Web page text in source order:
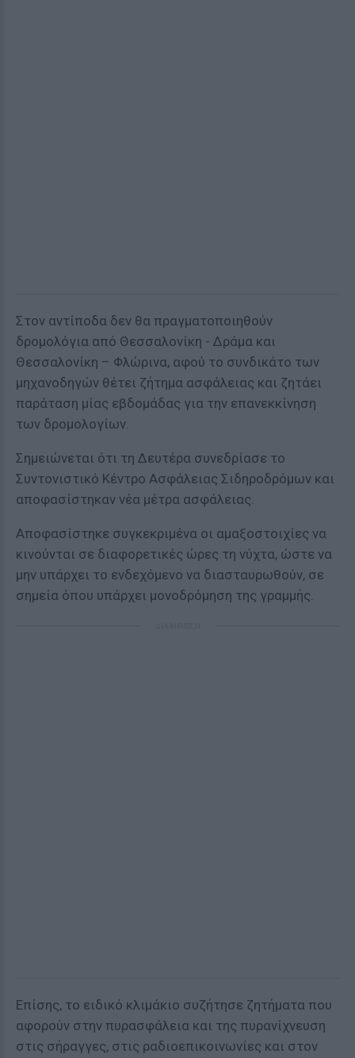
Στον αντίποδα δεν θα πραγματοποιηθούν
δρομολόγια από Θεσσαλονίκη - Δράμα και
Θεσσαλονίκη – Φλώρινα, αφού το συνδικάτο των
μηχανοδηγών θέτει ζήτημα ασφάλειας και ζητάει
παράταση μίας εβδομάδας για την επανεκκίνηση
των δρομολογίων.
Σημειώνεται ότι τη Δευτέρα συνεδρίασε το
Συντονιστικό Κέντρο Ασφάλειας Σιδηροδρόμων και
αποφασίστηκαν νέα μέτρα ασφάλειας.
Αποφασίστηκε συγκεκριμένα οι αμαξοστοιχίες να
κινούνται σε διαφορετικές ώρες τη νύχτα, ώστε να
μην υπάρχει το ενδεχόμενο να διασταυρωθούν, σε
σημεία όπου υπάρχει μονοδρόμηση της γραμμής.
Επίσης, το ειδικό κλιμάκιο συζήτησε ζητήματα που
αφορούν στην πυρασφάλεια και της πυρανίχνευση
στις σήραγγες, στις ραδιοεπικοινωνίες και στον